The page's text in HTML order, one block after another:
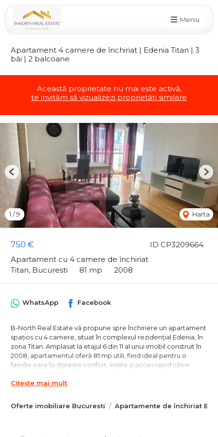
Meniu
Apartament 4 camere de închiriat | Edenia Titan | 3
băi | 2 balcoane
Această proprietate nu mai este activă,
te invităm să vizualizezi proprietăți similare
ID CP3209664
750 €
Apartament cu 4 camere de închiriat
Titan, Bucuresti
81 mp 2008
1 /9 Harta
Previous
Oferte imobiliare Bucuresti Apartamente de închiriat
WhatsApp Facebook
B-North Real Estate vă propune spre închiriere un apartament
spațios cu 4 camere, situat în complexul rezidențial Edenia, în
zona Titan. Amplasat la etajul 6 din 11 al unui imobil construit în
2008, apartamentul oferă 81 mp utili, fiind ideal pentru o
familie care își dorește confort, liniște și acces rapid către
Apartament cu 4 camere
Citește mai mult